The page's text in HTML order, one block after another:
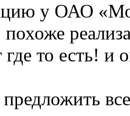
у ОАО
похоже
то есть! и